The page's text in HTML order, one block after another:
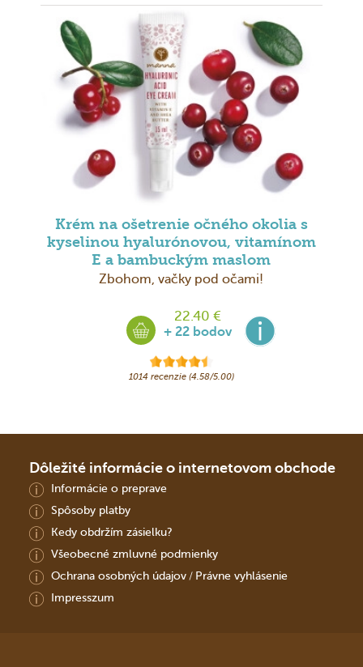
Krém na ošetrenie očného okolia s
kyselinou hyalurónovou, vitamínom
E a bambuckým maslom
Zbohom, vačky pod očami!
22.40 €
+ 22 bodov
1014 recenzie (4.58/5.00)
Dôležité informácie o internetovom obchode
Informácie o preprave
Spôsoby platby
Kedy obdržím zásielku?
Všeobecné zmluvné podmienky
Ochrana osobných údajov/ Právne vyhlásenie
Impresszum